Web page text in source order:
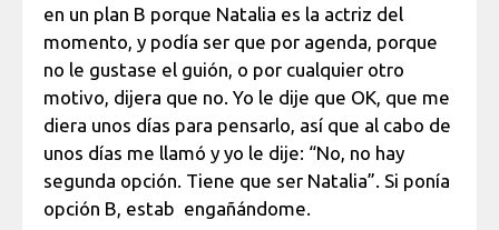
en un plan B porque Natalia es la actriz del
momento, y podía ser que por agenda, porque
no le gustase el guión, o por cualquier otro
motivo, dijera que no. Yo le dije que OK, que me
diera unos días para pensarlo, así que al cabo de
unos días me llamó y yo le dije: “No, no hay
segunda opción. Tiene que ser Natalia”. Si ponía
opción B, estab engañándome.